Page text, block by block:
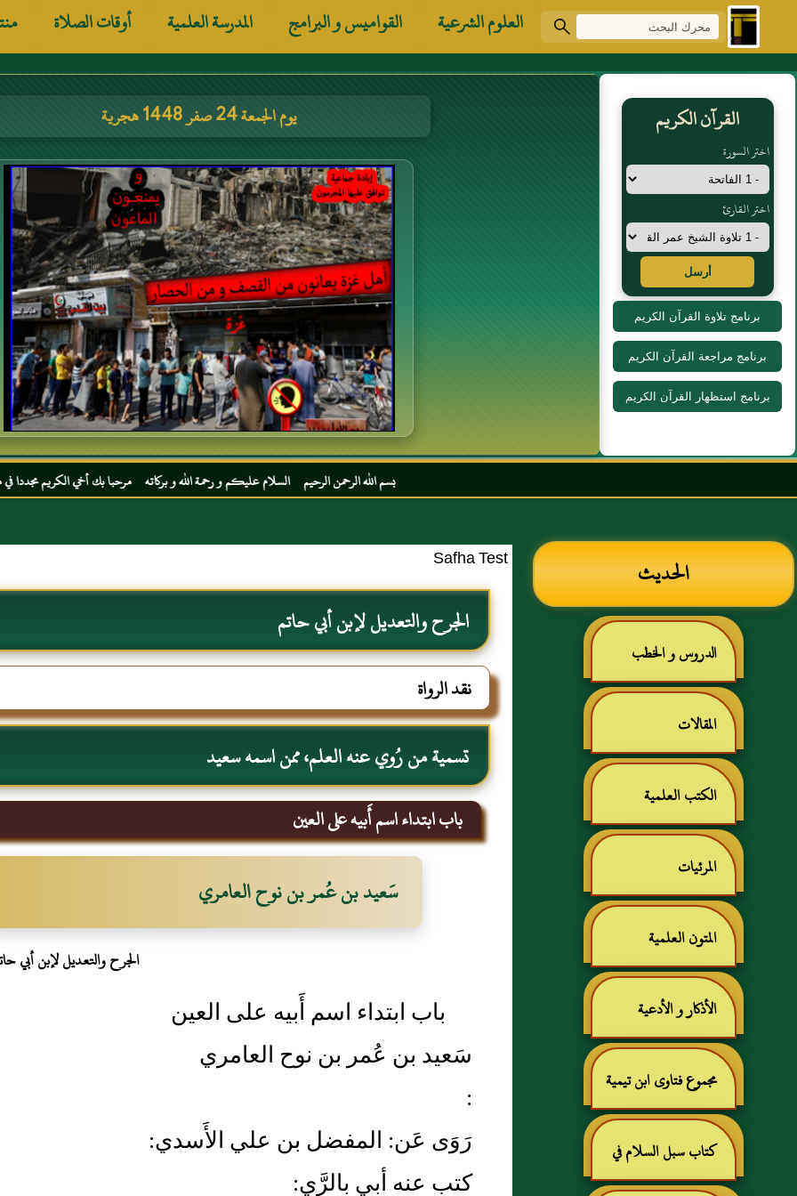
العلوم الشرعية القواميس و البرامج المدرسة العلمية أوقات الصلاة
القرآن الكريم
اختر السورة
اختر القارئ
أرسل
برنامج تلاوة القرآن الكريم
برنامج مراجعة القرآن الكريم
برنامج استظهار القرآن الكريم
يوم الجمعة 24 صفر 1448 هجرية
بسم الله الرحمن الرحيم السلام عليكم و رحمة الله و بركاته مرحبا بك أخي الكريم مجددا في موقعك
الحديث
الدروس و الخطب
المقالات
الكتب العلمية
المرئيات
المتون العلمية
الأذكار و الأدعية
مجموع فتاوى ابن تيمية
كتاب سبل السلام في
Safha Test
الجرح والتعديل لإبن أبي حاتم
نقد الرواة
تسمية من رُوي عنه العلم، ممن اسمه سعيد
باب ابتداء اسم أَبيه على العين
سَعيد بن عُمر بن نوح العامري
الجرح والتعديل لإبن أبي
باب ابتداء اسم أَبيه على العين
سَعيد بن عُمر بن نوح العامري
:
رَوَى عَن: المفضل بن علي الأَسدي:
كتب عنه أبي بالرَّي: